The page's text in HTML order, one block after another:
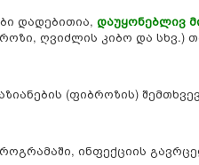
დადებითია, დაუყონებლივ
ღვიძლის კიბო და სხვ.)
(ფიბროზის)
ინფექციის